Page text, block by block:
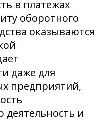
в платежах
оборотного
оказываются
даже для
предприятий,
и